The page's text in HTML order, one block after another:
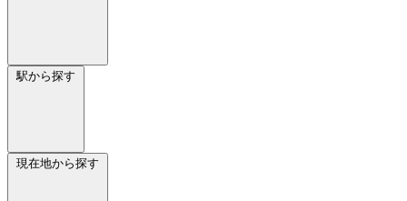
駅から探す
現在地から探す